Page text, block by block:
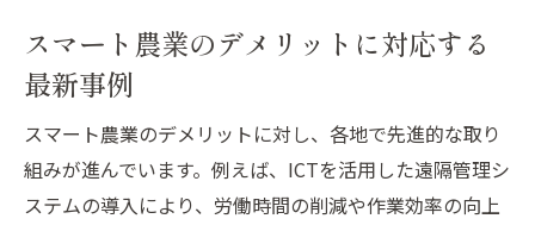
スマート農業のデメリットに対応する
最新事例
スマート農業のデメリットに対し、各地で先進的な取り
組みが進んでいます。例えば、ICTを活用した遠隔管理シ
ステムの導入により、労働時間の削減や作業効率の向上